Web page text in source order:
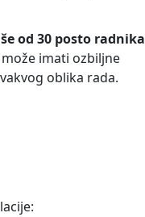
od 30 posto radnika
može imati ozbiljne
oblika rada.